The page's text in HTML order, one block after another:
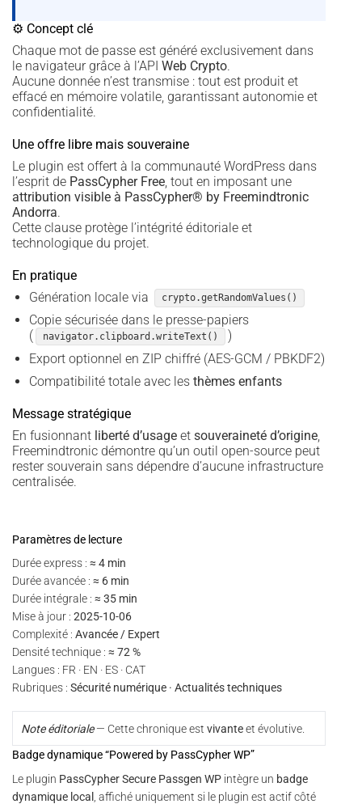
⚙ Concept clé
Chaque mot de passe est généré exclusivement dans
le navigateur grâce à l’API Web Crypto.
Aucune donnée n’est transmise : tout est produit et
effacé en mémoire volatile, garantissant autonomie et
confidentialité.
Une offre libre mais souveraine
Le plugin est offert à la communauté WordPress dans
l’esprit de PassCypher Free , tout en imposant une
attribution visible à PassCypher® by Freemindtronic
Andorra.
Cette clause protège l’intégrité éditoriale et
technologique du projet.
En pratique
Génération locale via
crypto.getRandomValues()
Copie sécurisée dans le presse-papiers
(
navigator.clipboard.writeText()
)
Export optionnel en ZIP chiffré (AES-GCM / PBKDF2)
Compatibilité totale avec les thèmes enfants
Message stratégique
En fusionnant liberté d’usage et souveraineté d’origine,
Freemindtronic démontre qu’un outil open-source peut
rester souverain sans dépendre d’aucune infrastructure
centralisée.
Paramètres de lecture
Durée express : ≈ 4 min
Durée avancée : ≈ 6 min
Durée intégrale : ≈ 35 min
Mise à jour : 2025-10-06
Complexité : Avancée / Expert
Densité technique : ≈ 72 %
Langues : FR · EN · ES · CAT
Rubriques : Sécurité numérique · Actualités techniques
Note éditoriale— Cette chronique est vivanteet évolutive.
Badge dynamique “Powered by PassCypher WP”
Le plugin PassCypher Secure Passgen WP intègre un badge
dynamique local , affiché uniquement si le plugin est actif côté